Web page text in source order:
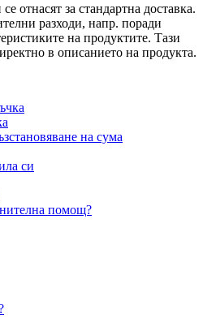
отнасят за стандартна доставка.
разходи, напр. поради
на продуктите. Тази
в описанието на продукта.
на сума
си
помощ?